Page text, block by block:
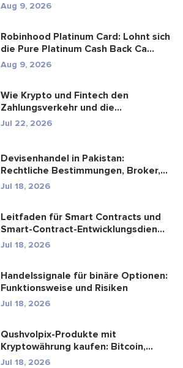
Aug 9, 2026
Robinhood Platinum Card: Lohnt sich
die Pure Platinum Cash Back Ca...
Aug 9, 2026
Wie Krypto und Fintech den
Zahlungsverkehr und die
Unterhaltungsbr...
Jul 22, 2026
Devisenhandel in Pakistan:
Rechtliche Bestimmungen, Broker,
Handel...
Jul 18, 2026
Leitfaden für Smart Contracts und
Smart-Contract-Entwicklungsdien...
Jul 18, 2026
Handelssignale für binäre Optionen:
Funktionsweise und Risiken
Jul 18, 2026
Qushvolpix-Produkte mit
Kryptowährung kaufen: Bitcoin,
Zahlungen ...
Jul 18, 2026